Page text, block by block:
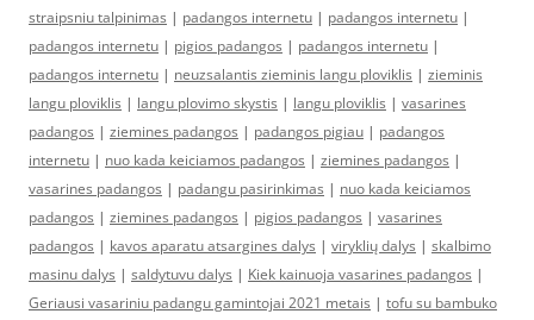
straipsniu talpinimas | padangos internetu | padangos internetu |
padangos internetu | pigios padangos | padangos internetu |
padangos internetu | neuzsalantis zieminis langu ploviklis | zieminis
langu ploviklis | langu plovimo skystis | langu ploviklis | vasarines
padangos | ziemines padangos | padangos pigiau | padangos
internetu | nuo kada keiciamos padangos | ziemines padangos |
vasarines padangos | padangu pasirinkimas | nuo kada keiciamos
padangos | ziemines padangos | pigios padangos | vasarines
padangos | kavos aparatu atsargines dalys | viryklių dalys | skalbimo
masinu dalys | saldytuvu dalys | Kiek kainuoja vasarines padangos |
Geriausi vasariniu padangu gamintojai 2021 metais | tofu su bambuko